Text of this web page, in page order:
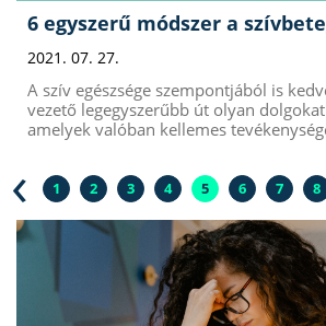
6 egyszerű módszer a
2021. 07. 27.
A szív egészsége szempontjából is
vezető legegyszerűbb út olyan
amelyek valóban kellemes
‹ 1 2 3 4 5 6 7 8